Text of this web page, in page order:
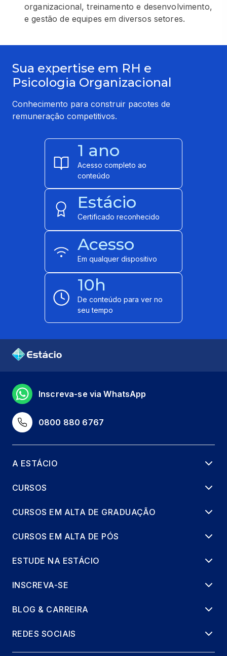
organizacional, treinamento e desenvolvimento,
e gestão de equipes em diversos setores.
Sua expertise em RH e
Psicologia Organizacional
Conhecimento para construir pacotes de
remuneração competitivos.
1 ano
Acesso completo ao
conteúdo
Estácio
Certificado reconhecido
Acesso
Em qualquer dispositivo
10h
De conteúdo para ver no
seu tempo
0800 880 6767
Inscreva-se via WhatsApp
A ESTÁCIO
CURSOS
CURSOS EM ALTA DE GRADUAÇÃO
CURSOS EM ALTA DE PÓS
ESTUDE NA ESTÁCIO
INSCREVA-SE
BLOG & CARREIRA
REDES SOCIAIS